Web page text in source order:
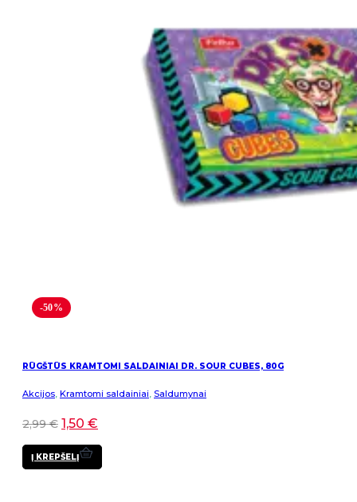
-50%
RŪGŠTŪS KRAMTOMI SALDAINIAI DR. SOUR CUBES, 80G
Akcijos Kramtomi saldainiai Saldumynai
2,99€ 1,50 €
Į KREPŠELĮ